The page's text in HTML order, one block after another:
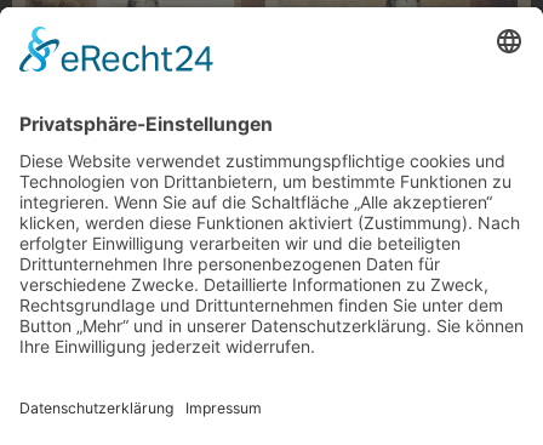
Ampelmännchen in Rheydt
Die Berliner Ampelmännchen haben sich nach Rheydt
verirrt. Uns gefällt es 😉
Foto: schnixie via Instagram